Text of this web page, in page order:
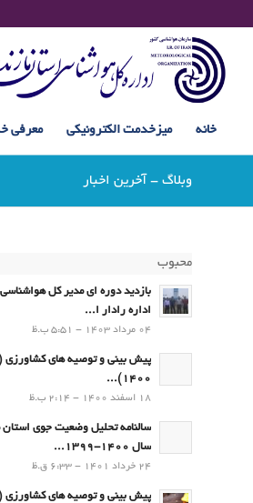
خانه میزخدمت الکترونیکی معرفی
وبلاگ - آخرین اخبار
محبوب
بازدید دوره ای مدیر کل هواشناسی
اداره رادار ا...
04 مرداد 1403 - 5:51 ب.ظ
1400)...
18 اسفند 1400 - 2:14 ب.ظ
سالنامه تحلیل وضعیت جوی استان
سال 1400-1399...
24 خرداد 1401 - 6:33 ق.ظ